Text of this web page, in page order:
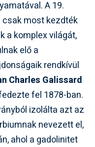
A 19.
most kezdték
a komplex világát,
elő a
rendkívül
Charles Galissard
fel 1878-ban.
izolálta azt az
nevezett el,
ahol a gadolinitet